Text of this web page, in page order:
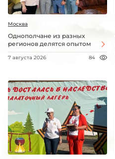
Москва
Однополчане из разных
регионов делятся опытом
7 августа 2026 84